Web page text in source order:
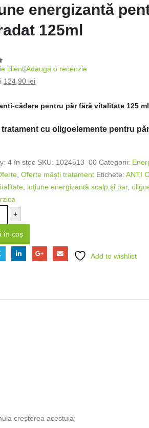
energizantă
125ml
of 5
client|Adaugă o recenzie
124,90 lei
cădere pentru păr fără vitalitate 125
tratament cu oligoelemente pentru
4 în stoc SKU: 1024513_00 Categorii:
Oferte măști tratament Etichete: ANTI
loţiune energizantă scalp şi par,
+
în coș
Add to wishlist
creșterea acestuia;